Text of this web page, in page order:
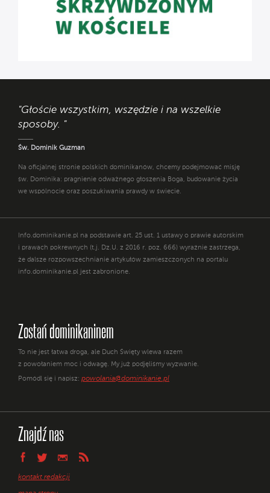
"Głoście wszystkim, wszędzie i na wszelkie
sposoby. "
Św. Dominik Guzman
Na oficjalnej stronie polskich dominikanów, chcemy podejmować misję
św. Dominika: pragnienie odważnego głoszenia Boga, budowanie życia
we wspólnocie oraz poszukiwania prawdy w świecie.
Info.dominikanie.pl na podstawie art. 25 ust. 1 ustawy o prawie autorskim
i prawach pokrewnych (t.j. Dz.U. z 2016 r. poz. 666) wyraźnie zastrzega,
że dalsze rozpowszechnianie artykułów zamieszczonych na portalu
info.dominikanie.pl jest zabronione.
Zostań dominikaninem
To nie jest łatwa droga, ale Duch Święty wlewa razem
z powołaniem moc i odwagę. My już podjęliśmy wyzwanie.
Pomódl się i napisz: powolania@dominikanie.pl
Znajdź nas
kontakt redakcji